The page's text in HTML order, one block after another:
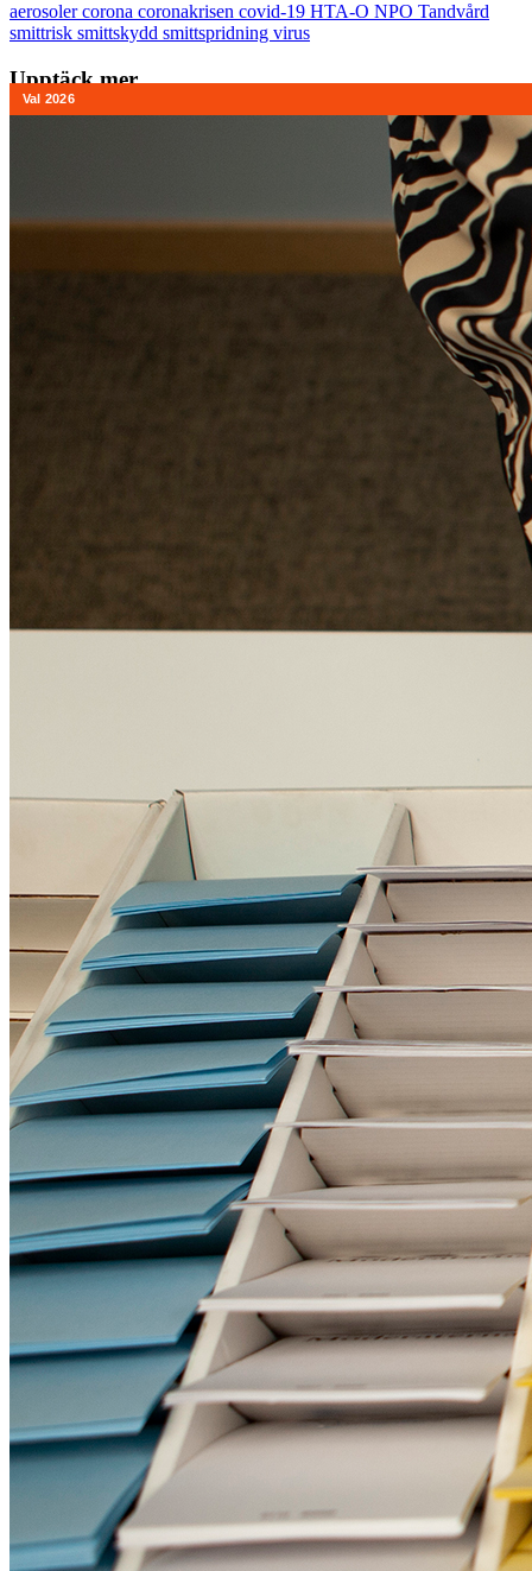
aerosolercorona coronakrisen covid-19 HTA-O NPO Tandvård
smittrisk smittskydd smittspridning virus
Upptäck mer